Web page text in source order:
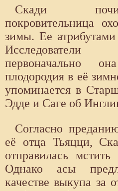
Скади
покровительница
зимы. Ее
первоначально
плодородия в её
упоминается в
Эдде и Саге об
Согласно
её отца Тьяцци,
отправилась
Однако асы
качестве выкупа за